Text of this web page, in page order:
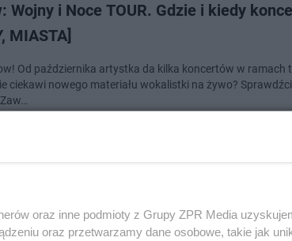
Wojny i Noce TOUR. Gdzie i kiedy
MIASTA]
Od października artystka da kilka koncertów w ramach
ciekawi nowego materiału wokalistki na żywo?
plany na trasie koncertowej!
fanów!oraz inne podmioty z Grupy ZPR Media
oraz przetwarzamy dane osobowe, takie jak